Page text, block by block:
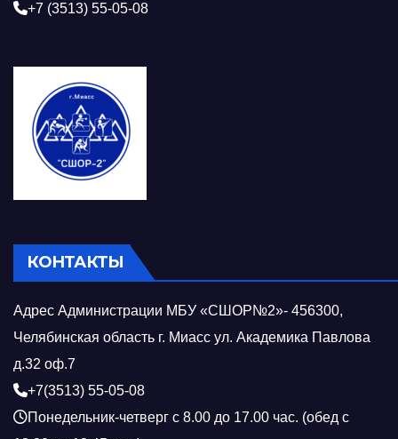
+7 (3513) 55-05-08
КОНТАКТЫ
Адрес Администрации МБУ «СШОР№2»- 456300,
Челябинская область г. Миасс ул. Академика Павлова
д.32 оф.7
+7(3513) 55-05-08
Понедельник-четверг с 8.00 до 17.00 час. (обед с